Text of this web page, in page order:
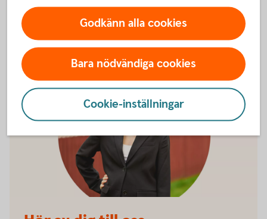
IBANGodkänn alla cookies
Bara nödvändiga cookies
Cookie-inställningar